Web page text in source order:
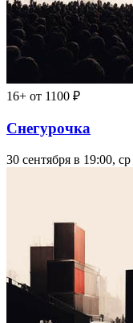
16+ от 1100 ₽
Снегурочка
30 сентября в 19:00, ср